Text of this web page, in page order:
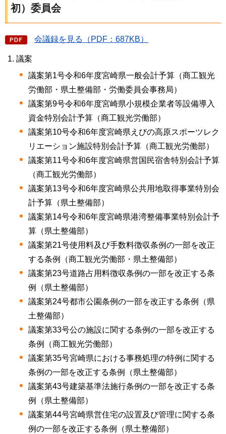
初）委員会
会議録を見る（PDF：687KB）
議案
議案第1号令和6年度宮崎県一般会計予算（商工観光
労働部・県土整備部・労働委員会事務局）
議案第9号令和6年度宮崎県小規模企業者等設備導入
資金特別会計予算（商工観光労働部）
議案第10号令和6年度宮崎県えびの高原スポーツレク
リエーション施設特別会計予算（商工観光労働部）
議案第11号令和6年度宮崎県営国民宿舎特別会計予算
（商工観光労働部）
議案第13号令和6年度宮崎県公共用地取得事業特別会
計予算（県土整備部）
議案第14号令和6年度宮崎県港湾整備事業特別会計予
算（県土整備部）
議案第21号使用料及び手数料徴収条例の一部を改正
する条例（商工観光労働部・県土整備部）
議案第23号道路占用料徴収条例の一部を改正する条
例（県土整備部）
議案第24号都市公園条例の一部を改正する条例（県
土整備部）
議案第33号公の施設に関する条例の一部を改正する
条例（商工観光労働部）
議案第35号宮崎県における事務処理の特例に関する
条例の一部を改正する条例（県土整備部）
議案第43号建築基準法施行条例の一部を改正する条
例（県土整備部）
議案第44号宮崎県営住宅の設置及び管理に関する条
例の一部を改正する条例（県土整備部）